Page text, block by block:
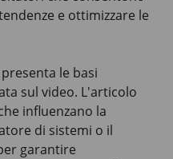
e ottimizzare le
le basi
sul video. L'articolo
influenzano la
di sistemi o il
garantire